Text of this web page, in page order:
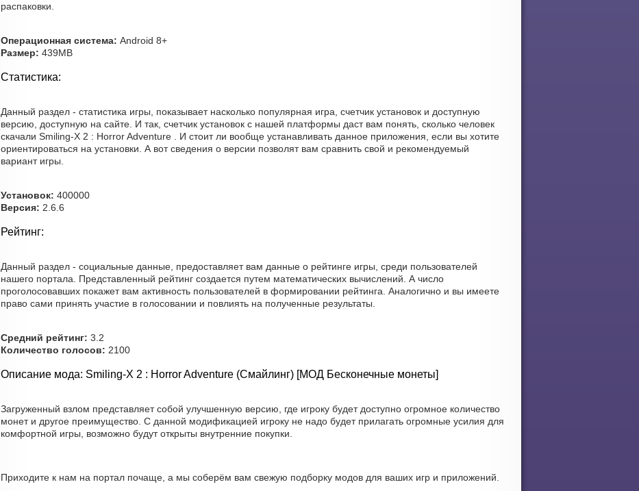
распаковки.
Операционная система: Android 8+
Размер: 439MB
Статистика:
Данный раздел - статистика игры, показывает насколько популярная игра, счетчик установок и доступную
версию, доступную на сайте. И так, счетчик установок с нашей платформы даст вам понять, сколько человек
скачали Smiling-X 2 : Horror Adventure . И стоит ли вообще устанавливать данное приложения, если вы хотите
ориентироваться на установки. А вот сведения о версии позволят вам сравнить свой и рекомендуемый
вариант игры.
Установок: 400000
Версия: 2.6.6
Рейтинг:
Данный раздел - социальные данные, предоставляет вам данные о рейтинге игры, среди пользователей
нашего портала. Представленный рейтинг создается путем математических вычислений. А число
проголосовавших покажет вам активность пользователей в формировании рейтинга. Аналогично и вы имеете
право сами принять участие в голосовании и повлиять на полученные результаты.
Средний рейтинг: 3.2
Количество голосов: 2100
Описание мода: Smiling-X 2 : Horror Adventure (Смайлинг) [МОД Бесконечные монеты]
Загруженный взлом представляет собой улучшенную версию, где игроку будет доступно огромное количество
монет и другое преимущество. С данной модификацией игроку не надо будет прилагать огромные усилия для
комфортной игры, возможно будут открыты внутренние покупки.
Приходите к нам на портал почаще, а мы соберём вам свежую подборку модов для ваших игр и приложений.